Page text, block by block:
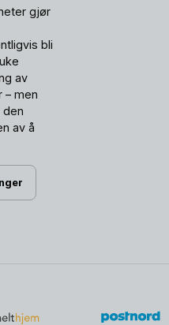
gjør
bli
av
– men
den
av å